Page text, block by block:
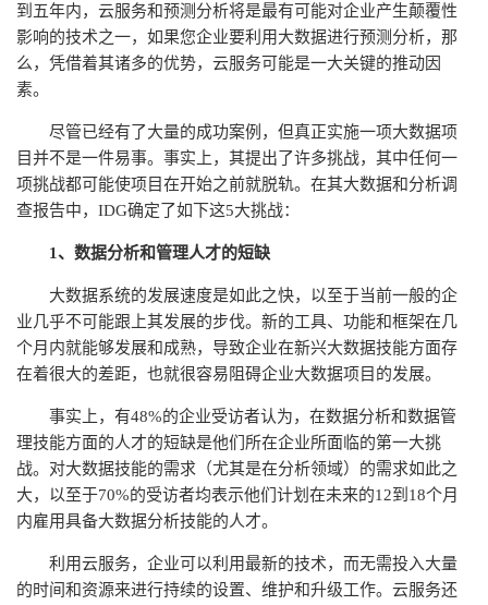
到五年内，云服务和预测分析将是最有可能对企业产生颠覆性
影响的技术之一，如果您企业要利用大数据进行预测分析，那
么，凭借着其诸多的优势，云服务可能是一大关键的推动因
素。
尽管已经有了大量的成功案例，但真正实施一项大数据项
目并不是一件易事。事实上，其提出了许多挑战，其中任何一
项挑战都可能使项目在开始之前就脱轨。在其大数据和分析调
查报告中，IDG确定了如下这5大挑战：
1、数据分析和管理人才的短缺
大数据系统的发展速度是如此之快，以至于当前一般的企
业几乎不可能跟上其发展的步伐。新的工具、功能和框架在几
个月内就能够发展和成熟，导致企业在新兴大数据技能方面存
在着很大的差距，也就很容易阻碍企业大数据项目的发展。
事实上，有48%的企业受访者认为，在数据分析和数据管
理技能方面的人才的短缺是他们所在企业所面临的第一大挑
战。对大数据技能的需求（尤其是在分析领域）的需求如此之
大，以至于70%的受访者均表示他们计划在未来的12到18个月
内雇用具备大数据分析技能的人才。
利用云服务，企业可以利用最新的技术，而无需投入大量
的时间和资源来进行持续的设置、维护和升级工作。云服务还